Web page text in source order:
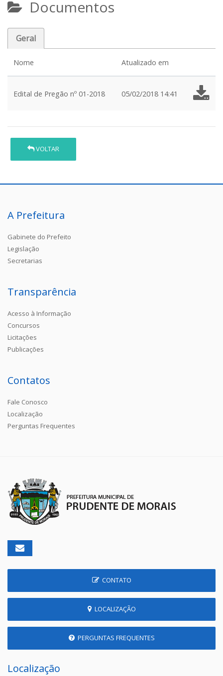
Documentos
Geral
Nome Atualizado em
Edital de Pregão nº 01-2018 05/02/2018 14:41
VOLTAR
A Prefeitura
Gabinete do Prefeito
Legislação
Secretarias
Transparência
Acesso à Informação
Concursos
Licitações
Publicações
Contatos
Fale Conosco
Localização
Perguntas Frequentes
CONTATO
LOCALIZAÇÃO
PERGUNTAS FREQUENTES
Localização